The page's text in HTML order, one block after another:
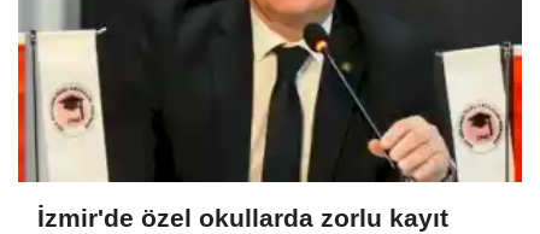
İzmir'de özel okullarda zorlu kayıt